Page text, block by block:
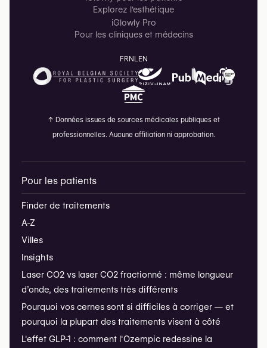
Explorez l'esthétique
iGlowly Pro
Pour les cliniques et médecins
FRNLEN
↑ Données issues de sources médicales publiques et
professionnelles. Aucune affiliation ni approbation.
Pour les patients
Finder de traitements
A-Z
Villes
Insights
Laser CO2 vs laser CO2 fractionné : même longueur
d’onde, des traitements très différents
Pourquoi vos cernes sont si difficiles à corriger — et
pourquoi la plupart des traitements visent à côté
L'effet GLP-1 : comment l'Ozempic redessine la